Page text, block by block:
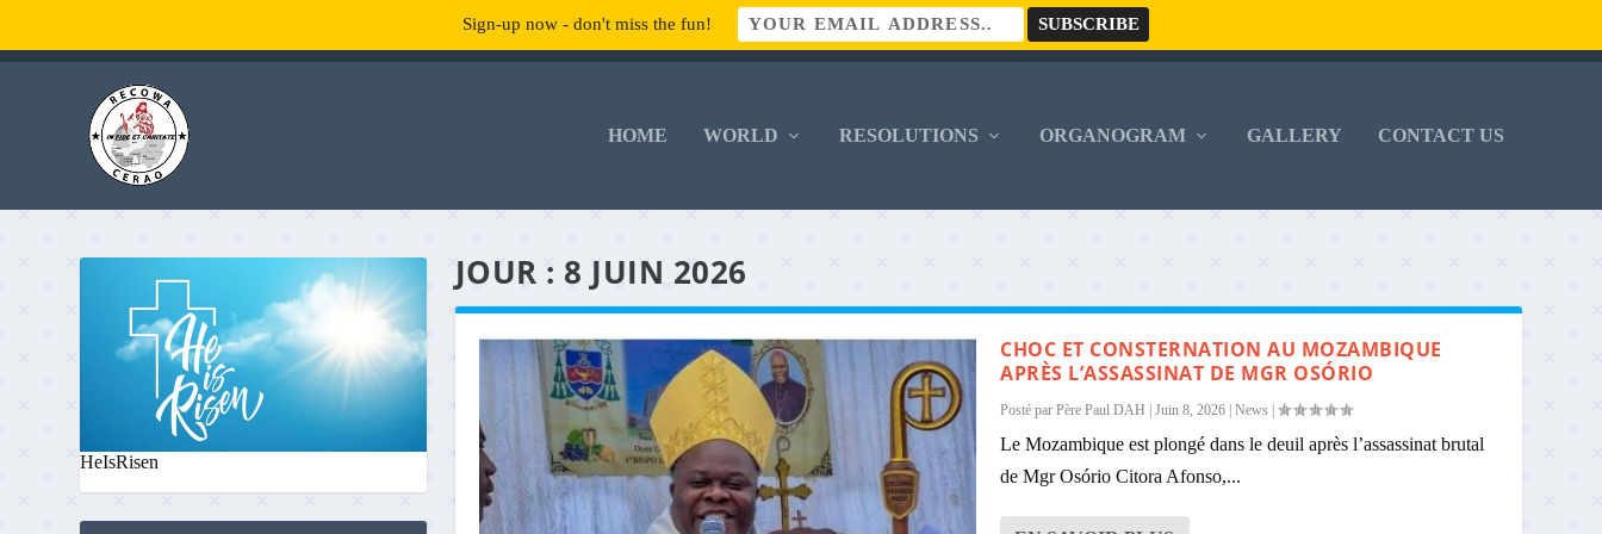
HOME WORLD RESOLUTIONS ORGANOGRAM GALLERY CONTACT US
JOUR : 8 JUIN 2026
CHOC ET CONSTERNATION AU MOZAMBIQUE
APRÈS L’ASSASSINAT DE MGR OSÓRIO
Posté parPère Paul DAH |Juin 8, 2026 |News |
Le Mozambique est plongé dans le deuil après l’assassinat brutal
de Mgr Osório Citora Afonso,...
HeIsRisen
Sign-up now - don't miss the fun!